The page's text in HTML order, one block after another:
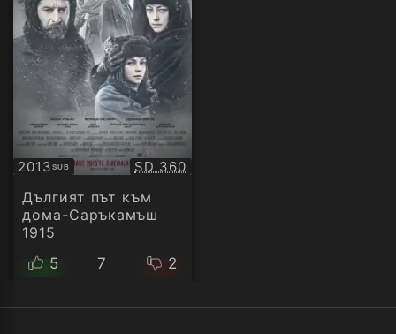
2013SUB
Субтитри Качество:
SD 360
Дългият път към
дома-Саръкамъш
1915
5
7 2